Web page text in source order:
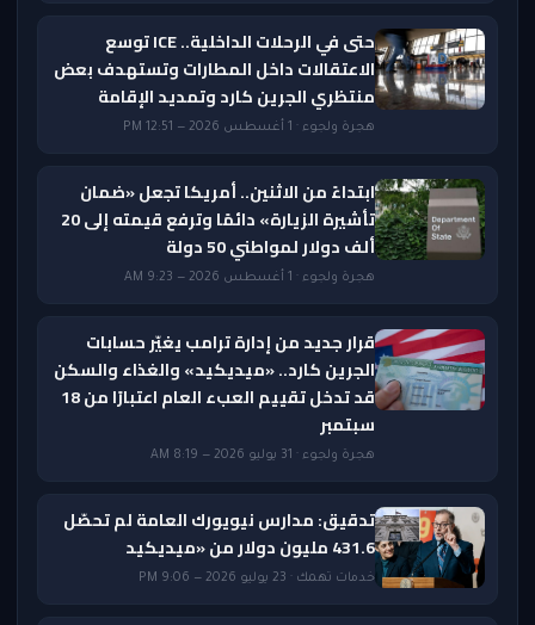
حتى في الرحلات الداخلية.. ICE توسع
الاعتقالات داخل المطارات وتستهدف بعض
منتظري الجرين كارد وتمديد الإقامة
هجرة ولجوء · 1 أغسطس 2026 — 12:51 PM
ابتداءً من الاثنين.. أمريكا تجعل «ضمان
تأشيرة الزيارة» دائمًا وترفع قيمته إلى 20
ألف دولار لمواطني 50 دولة
هجرة ولجوء · 1 أغسطس 2026 — 9:23 AM
قرار جديد من إدارة ترامب يغيّر حسابات
الجرين كارد.. «ميديكيد» والغذاء والسكن
قد تدخل تقييم العبء العام اعتبارًا من 18
سبتمبر
هجرة ولجوء · 31 يوليو 2026 — 8:19 AM
تدقيق: مدارس نيويورك العامة لم تحصّل
431.6 مليون دولار من «ميديكيد
خدمات تهمك · 23 يوليو 2026 — 9:06 PM